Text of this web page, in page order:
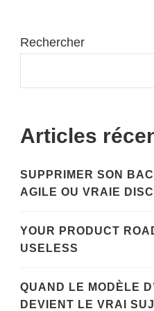
Rechercher
Articles
SUPPRIMER SON
AGILE OU VRAIE
YOUR PRODUCT
USELESS
QUAND LE MODÈLE
DEVIENT LE VRAI